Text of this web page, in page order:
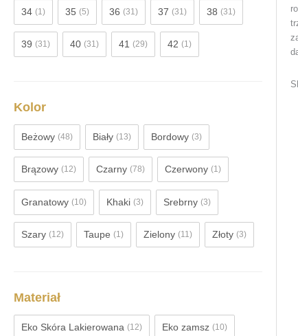
34 (1) 35 (5) 36 (31) 37 (31) 38 (31)
39 (31) 40 (31) 41 (29) 42 (1)
Kolor
Beżowy (48) Biały (13) Bordowy (3)
Brązowy (12) Czarny (78) Czerwony (1)
Granatowy (10) Khaki (3) Srebrny (3)
Szary (12) Taupe (1) Zielony (11) Złoty (3)
Materiał
Eko Skóra Lakierowana (12) Eko zamsz (10)